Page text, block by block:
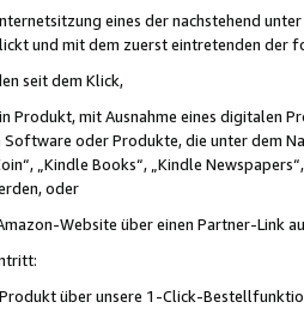
eines der nachstehend
und mit dem zuerst eintretenden der
seit dem Klick,
mit Ausnahme eines digitalen
oder Produkte, die unter dem
„Kindle Books“, „Kindle
oder
Website über einen Partner-Link
über unsere 1-Click-